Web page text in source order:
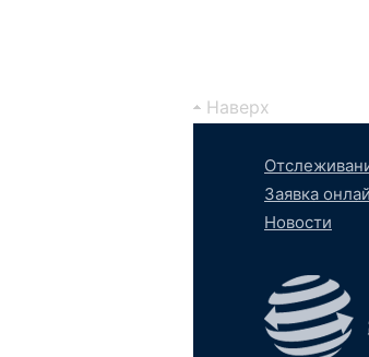
Наверх
Заявка
Новости